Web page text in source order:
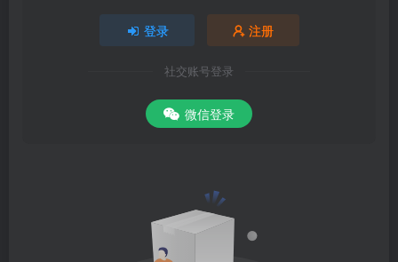
登录 注册
社交账号登录
微信登录